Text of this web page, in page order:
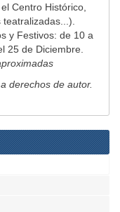
Centro Histórico,
teatralizadas...).
y Festivos: de 10 a
25 de Diciembre.
derechos de autor.